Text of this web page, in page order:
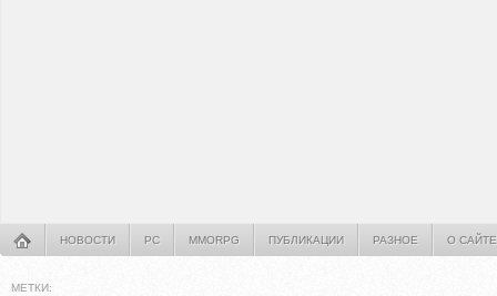
НОВОСТИ PC MMORPG ПУБЛИКАЦИИ РАЗНОЕ О САЙТЕ
МЕТКИ: